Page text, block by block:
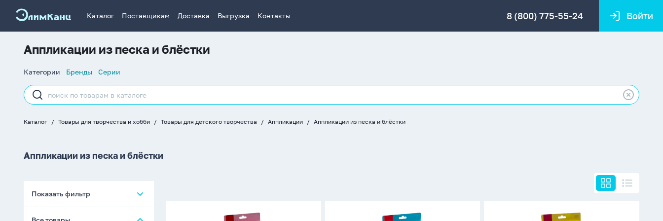
Каталог Поставщикам Доставка Выгрузка Контакты 8 (800) 775-55-24 Войти
Аппликации из песка и блёстки
Список
Категории Бренды Серии
Строка
поиска
Каталог Товары для творчества и хобби Товары для детского творчества Аппликации Аппликации из песка и блёстки
Аппликации из песка и блёстки
Показать фильтр
Аппликация
Аппликация
Аппликация